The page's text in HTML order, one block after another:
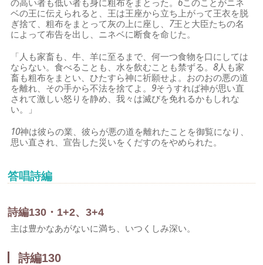
の高い者も低い者も身に粗布をまとった。 6このことがニネ
ベの王に伝えられると、王は王座から立ち上がって王衣を脱
ぎ捨て、粗布をまとって灰の上に座し、 7王と大臣たちの名
によって布告を出し、ニネベに断食を命じた。
「人も家畜も、牛、羊に至るまで、何一つ食物を口にしては
ならない。食べることも、水を飲むことも禁ずる。8人も家
畜も粗布をまとい、ひたすら神に祈願せよ。おのおの悪の道
を離れ、その手から不法を捨てよ。9そうすれば神が思い直
されて激しい怒りを静め、我々は滅びを免れるかもしれな
い。」
10神は彼らの業、彼らが悪の道を離れたことを御覧になり、
思い直され、宣告した災いをくだすのをやめられた。
答唱詩編
詩編130・1+2、3+4
主は豊かなあがないに満ち、いつくしみ深い。
詩編130